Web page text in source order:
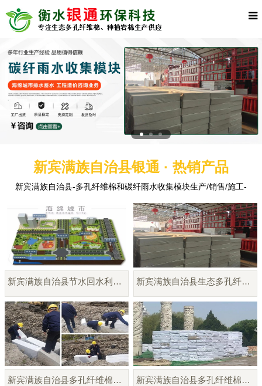
新宾满族自治县银通 · 热销产品
新宾满族自治县-多孔纤维棉和碳纤雨水收集模块生产/销售/施工-
新宾满族自治县节水回水利用系统 新宾满族自治县生态多孔纤维棉
新宾满族自治县多孔纤维棉生产供应 新宾满族自治县多孔纤维棉雨水调蓄模块